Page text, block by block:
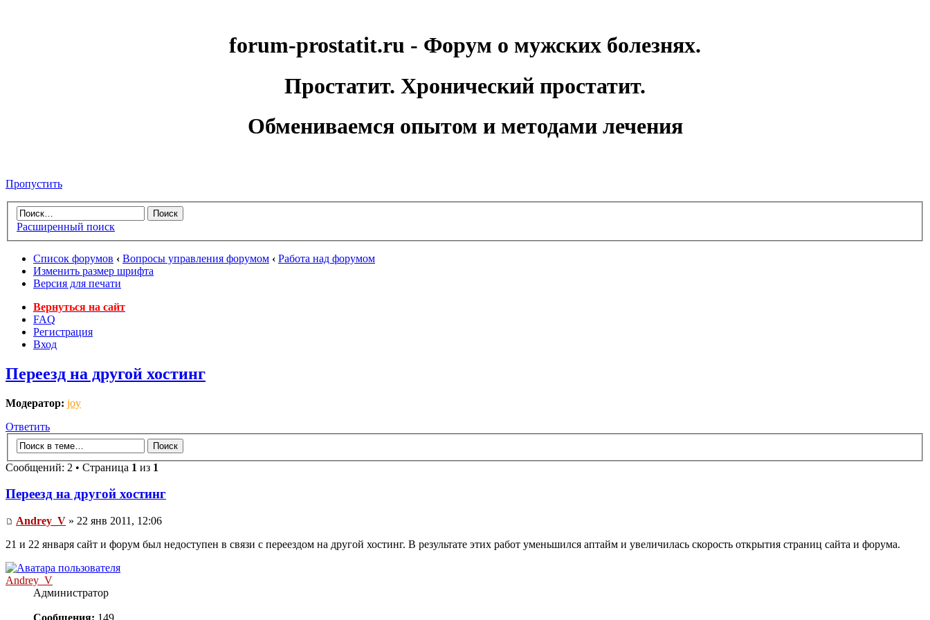
forum-prostatit.ru - Форум о мужских болезнях.
Простатит. Хронический простатит.
Обмениваемся опытом и методами лечения
Пропустить
Расширенный поиск
Список форумов ‹ Вопросы управления форумом ‹ Работа над форумом
Изменить размер шрифта
Версия для печати
Вернуться на сайт
FAQ
Регистрация
Вход
Переезд на другой хостинг
Модератор: joy
Ответить
Сообщений: 2 • Страница 1 из 1
Переезд на другой хостинг
Andrey_V » 22 янв 2011, 12:06
21 и 22 января сайт и форум был недоступен в связи с переездом на другой хостинг. В результате этих работ уменьшился аптайм и увеличилась скорость открытия страниц сайта и форума.
Andrey_V
Администратор